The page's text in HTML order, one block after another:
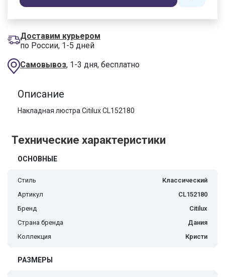
Доставим курьером
по России, 1-5 дней
Самовывоз, 1-3 дня, бесплатно
Описание
Накладная люстра Citilux CL152180
Технические характеристики
ОСНОВНЫЕ
Стиль
Классический
Артикул
CL152180
Бренд
Citilux
Страна бренда
Дания
Коллекция
Кристи
РАЗМЕРЫ